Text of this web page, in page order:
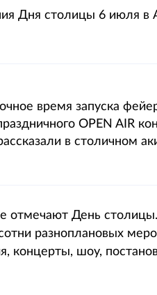
Дня столицы 6 июля в
время запуска
OPEN AIR
в столичном
отмечают День
разноплановых
концерты, шоу,